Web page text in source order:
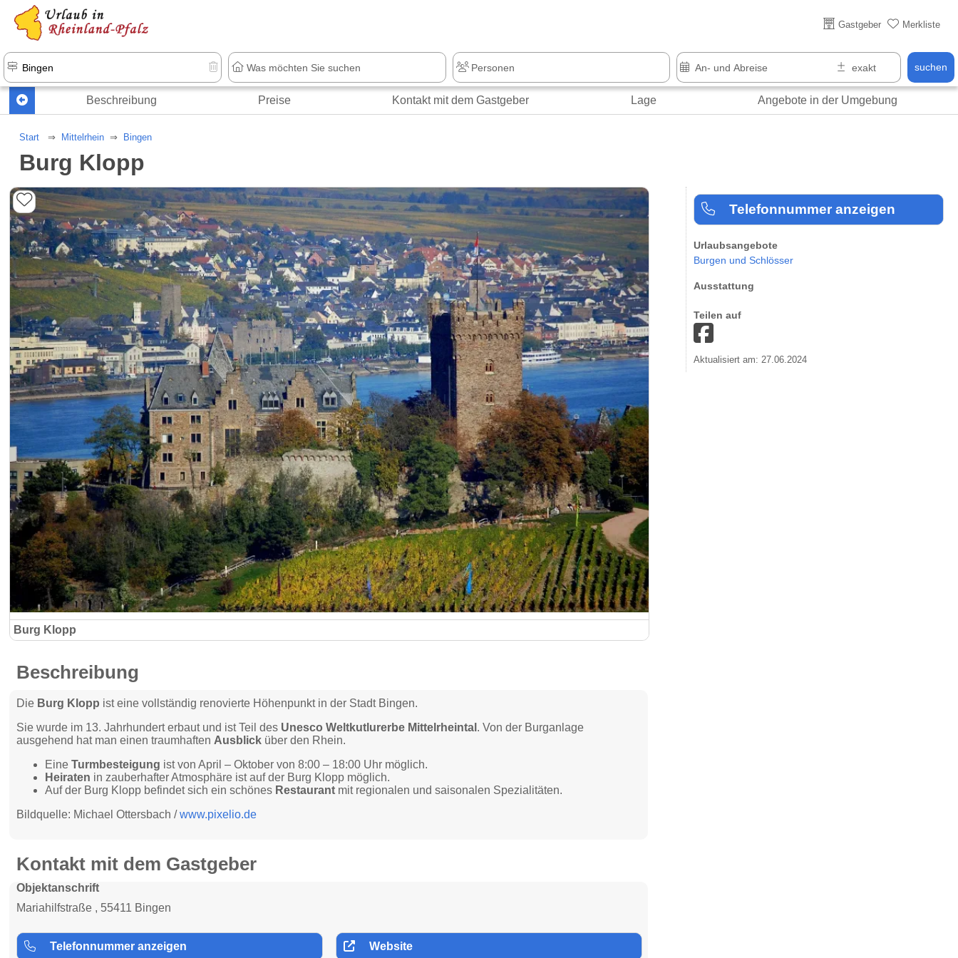
Gastgeber Merkliste
suchen
Über 25 Jahre online
Beschreibung Preise Kontakt mit dem Gastgeber Lage Angebote in der Umgebung
Start Mittelrhein Bingen
Burg Klopp
Burg Klopp
Telefonnummer anzeigen
Urlaubsangebote
Burgen und Schlösser
Ausstattung
Teilen auf
Aktualisiert am: 27.06.2024
Beschreibung
Die Burg Klopp ist eine vollständig renovierte Höhenpunkt in der Stadt Bingen.
Sie wurde im 13. Jahrhundert erbaut und ist Teil des Unesco Weltkutlurerbe Mittelrheintal . Von der Burganlage
ausgehend hat man einen traumhaften Ausblick über den Rhein.
EineTurmbesteigung ist von April – Oktober von 8:00 – 18:00 Uhr möglich.
Heiraten in zauberhafter Atmosphäre ist auf der Burg Klopp möglich.
Auf der Burg Klopp befindet sich ein schönes Restaurant mit regionalen und saisonalen Spezialitäten.
Bildquelle: Michael Ottersbach /www.pixelio.de
Kontakt mit dem Gastgeber
Objektanschrift
Mariahilfstraße , 55411 Bingen
Telefonnummer anzeigen Website